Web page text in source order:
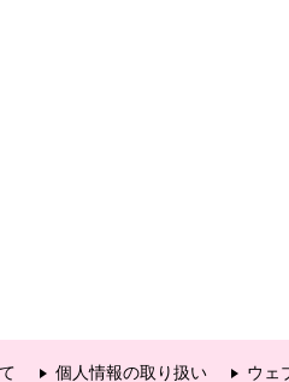
個人情報の取り扱い ウェ